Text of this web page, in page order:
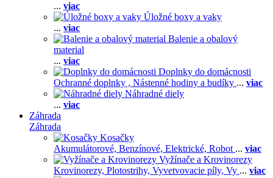
... viac
Úložné boxy a vaky
... viac
Balenie a obalový
material
... viac
Doplnky do domácnosti
Ochranné doplnky , Nástenné hodiny a budíky ... viac
Náhradné diely
... viac
Záhrada
Záhrada
Kosačky
Akumulátorové, Benzínové, Elektrické, Robot ... viac
Vyžínače a Krovinorezy
Krovinorezy, Plotostrihy, Vyvetvovacie píly, Vy ... viac